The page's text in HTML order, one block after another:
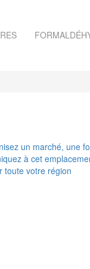
un marché, une
à cet
toute votre région